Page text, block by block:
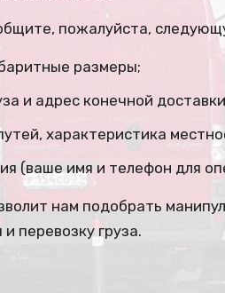
пожалуйста,
размеры;
и адрес конечной
характеристика
(ваше имя и телефон для
нам подобрать
перевозку груза.